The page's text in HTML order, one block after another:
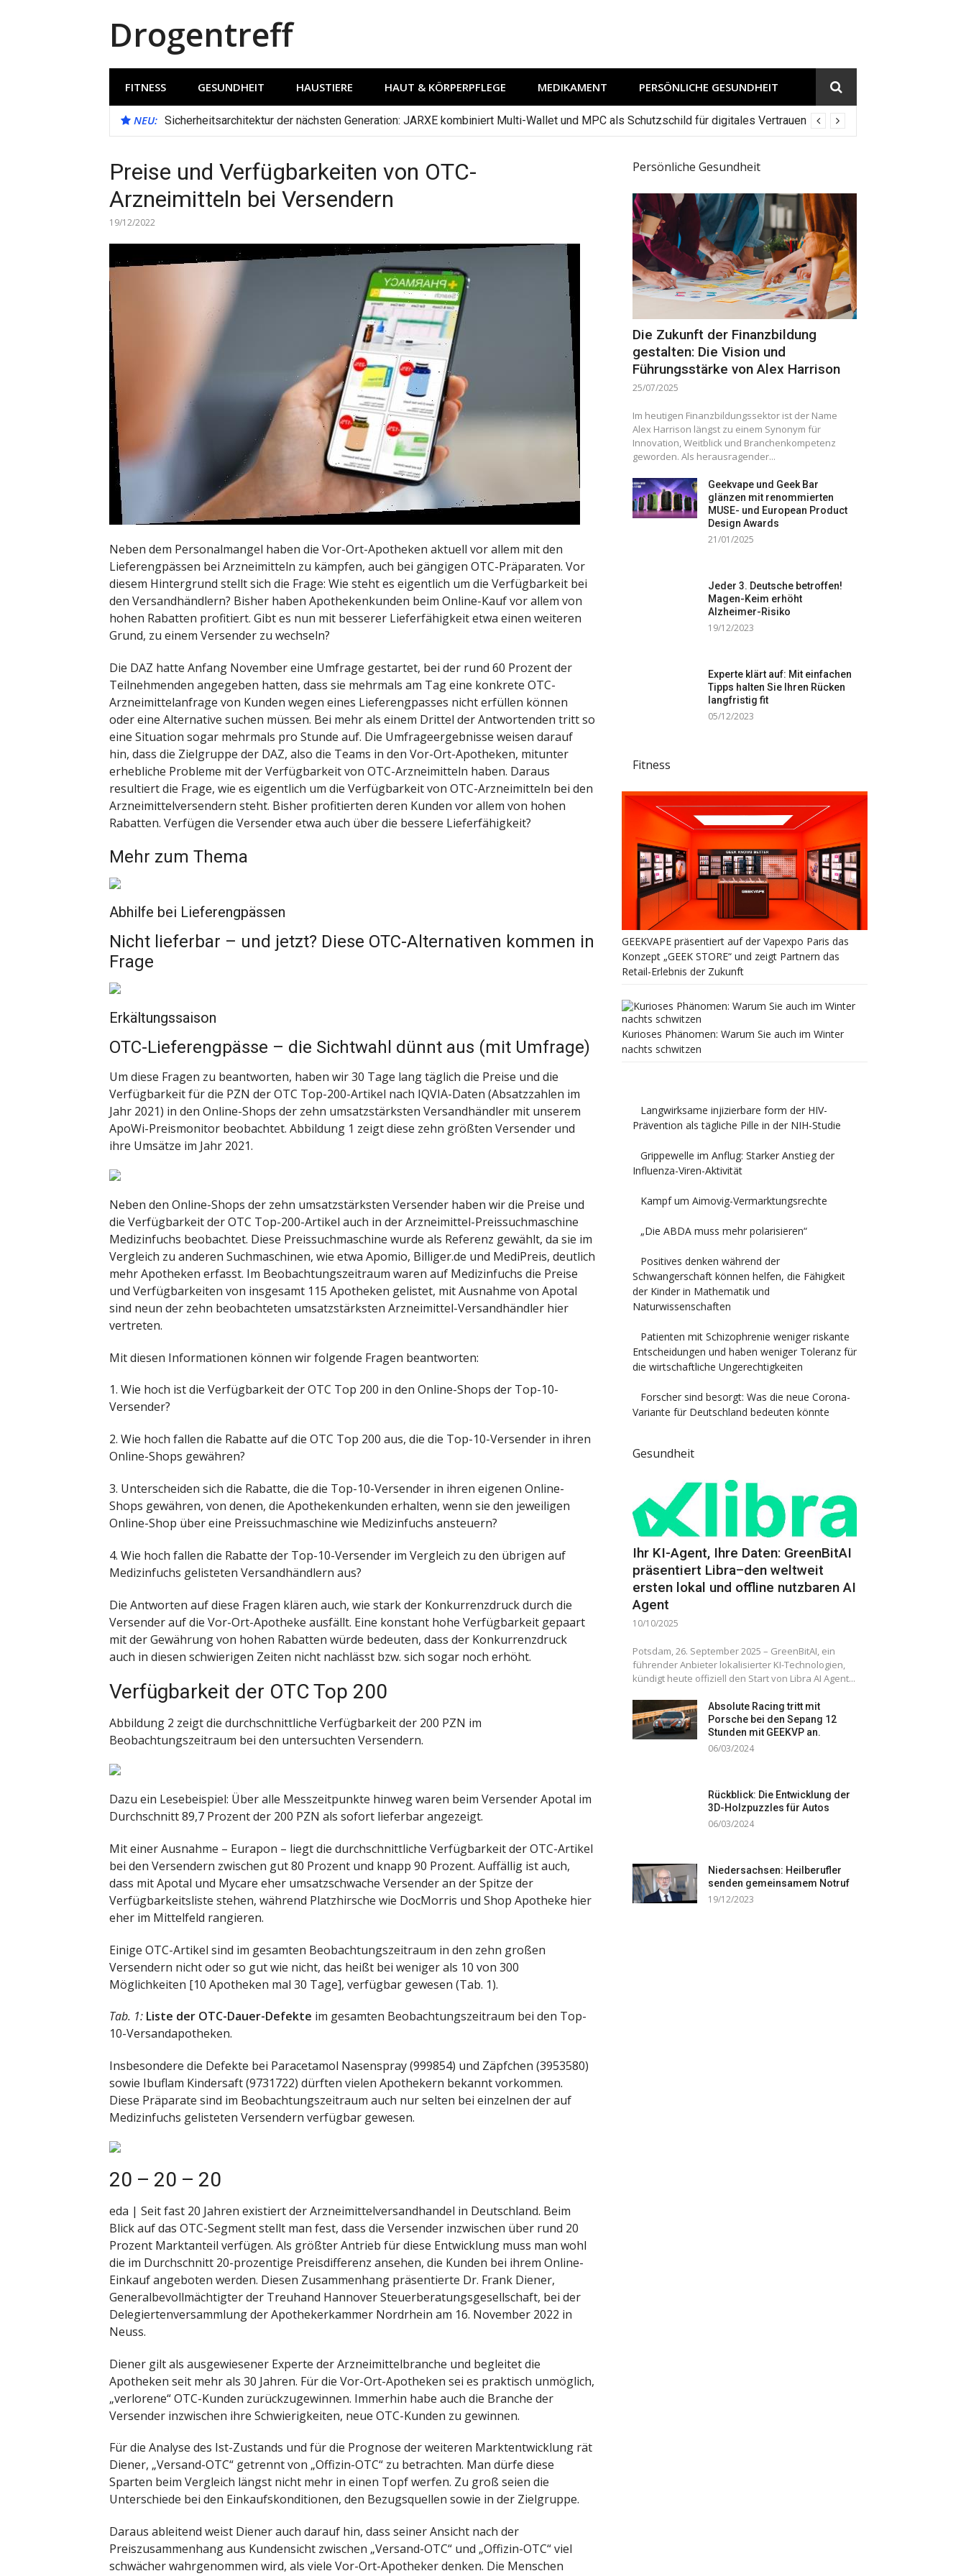
Drogentreff
FITNESS GESUNDHEIT HAUSTIERE HAUT & KÖRPERPFLEGE MEDIKAMENT PERSÖNLICHE GESUNDHEIT
NEU: Sicherheitsarchitektur der nächsten Generation: JARXE kombiniert Multi-Wallet und MPC als Schutzschild für digitales Vertrauen
Preise und Verfügbarkeiten von OTC-
Arzneimitteln bei Versendern
19/12/2022
Neben dem Personalmangel haben die Vor-Ort-Apotheken aktuell vor allem mit den
Lieferengpässen bei Arzneimitteln zu kämpfen, auch bei gängigen OTC-Präparaten. Vor
diesem Hintergrund stellt sich die Frage: Wie steht es eigentlich um die Verfügbarkeit bei
den Versandhändlern? Bisher haben Apothekenkunden beim Online-Kauf vor allem von
hohen Rabatten profitiert. Gibt es nun mit besserer Lieferfähigkeit etwa einen weiteren
Grund, zu einem Versender zu wechseln?
Die DAZ hatte Anfang November eine Umfrage gestartet, bei der rund 60 Prozent der
Teilnehmenden angegeben hatten, dass sie mehrmals am Tag eine konkrete OTC-
Arzneimittelanfrage von Kunden wegen eines Lieferengpasses nicht erfüllen können
oder eine Alternative suchen müssen. Bei mehr als einem Drittel der Antwortenden tritt so
eine Situation sogar mehrmals pro Stunde auf. Die Umfrageergebnisse weisen darauf
hin, dass die Zielgruppe der DAZ, also die Teams in den Vor-Ort-Apotheken, mitunter
erhebliche Probleme mit der Verfügbarkeit von OTC-Arzneimitteln haben. Daraus
resultiert die Frage, wie es eigentlich um die Verfügbarkeit von OTC-Arzneimitteln bei den
Arzneimittelversendern steht. Bisher profitierten deren Kunden vor allem von hohen
Rabatten. Verfügen die Versender etwa auch über die bessere Lieferfähigkeit?
Mehr zum Thema
Abhilfe bei Lieferengpässen
Nicht lieferbar – und jetzt? Diese OTC-Alternativen kommen in
Frage
Erkältungssaison
OTC-Lieferengpässe – die Sichtwahl dünnt aus (mit Umfrage)
Um diese Fragen zu beantworten, haben wir 30 Tage lang täglich die Preise und die
Verfügbarkeit für die PZN der OTC Top-200-Artikel nach IQVIA-Daten (Absatzzahlen im
Jahr 2021) in den Online-Shops der zehn umsatzstärksten Versandhändler mit unserem
ApoWi-Preismonitor beobachtet. Abbildung 1 zeigt diese zehn größten Versender und
ihre Umsätze im Jahr 2021.
Neben den Online-Shops der zehn umsatzstärksten Versender haben wir die Preise und
die Verfügbarkeit der OTC Top-200-Artikel auch in der Arzneimittel-Preissuchmaschine
Medizinfuchs beobachtet. Diese Preissuchmaschine wurde als Referenz gewählt, da sie im
Vergleich zu anderen Suchmaschinen, wie etwa Apomio, Billiger.de und MediPreis, deutlich
mehr Apotheken erfasst. Im Beobachtungszeitraum waren auf Medizinfuchs die Preise
und Verfügbarkeiten von insgesamt 115 Apotheken gelistet, mit Ausnahme von Apotal
sind neun der zehn beobachteten umsatzstärksten Arzneimittel-Versandhändler hier
vertreten.
Mit diesen Informationen können wir folgende Fragen beantworten:
1. Wie hoch ist die Verfügbarkeit der OTC Top 200 in den Online-Shops der Top-10-
Versender?
2. Wie hoch fallen die Rabatte auf die OTC Top 200 aus, die die Top-10-Versender in ihren
Online-Shops gewähren?
3. Unterscheiden sich die Rabatte, die die Top-10-Versender in ihren eigenen Online-
Shops gewähren, von denen, die Apothekenkunden erhalten, wenn sie den jeweiligen
Online-Shop über eine Preissuchmaschine wie Medizinfuchs ansteuern?
4. Wie hoch fallen die Rabatte der Top-10-Versender im Vergleich zu den übrigen auf
Medizinfuchs gelisteten Versandhändlern aus?
Die Antworten auf diese Fragen klären auch, wie stark der Konkurrenzdruck durch die
Versender auf die Vor-Ort-Apotheke ausfällt. Eine konstant hohe Verfügbarkeit gepaart
mit der Gewährung von hohen Rabatten würde bedeuten, dass der Konkurrenzdruck
auch in diesen schwierigen Zeiten nicht nachlässt bzw. sich sogar noch erhöht.
Verfügbarkeit der OTC Top 200
Abbildung 2 zeigt die durchschnittliche Verfügbarkeit der 200 PZN im
Beobachtungszeitraum bei den untersuchten Versendern.
Dazu ein Lesebeispiel: Über alle Messzeitpunkte hinweg waren beim Versender Apotal im
Durchschnitt 89,7 Prozent der 200 PZN als sofort lieferbar angezeigt.
Mit einer Ausnahme – Eurapon – liegt die durchschnittliche Verfügbarkeit der OTC-Artikel
bei den Versendern zwischen gut 80 Prozent und knapp 90 Prozent. Auffällig ist auch,
dass mit Apotal und Mycare eher umsatzschwache Versender an der Spitze der
Verfügbarkeitsliste stehen, während Platzhirsche wie DocMorris und Shop Apotheke hier
eher im Mittelfeld rangieren.
Einige OTC-Artikel sind im gesamten Beobachtungszeitraum in den zehn großen
Versendern nicht oder so gut wie nicht, das heißt bei weniger als 10 von 300
Möglichkeiten [10 Apotheken mal 30 Tage], verfügbar gewesen (Tab. 1).
Tab. 1: Liste der OTC-Dauer-Defekte im gesamten Beobachtungszeitraum bei den Top-
10-Versandapotheken.
Insbesondere die Defekte bei Paracetamol Nasenspray (999854) und Zäpfchen (3953580)
sowie Ibuflam Kindersaft (9731722) dürften vielen Apothekern bekannt vorkommen.
Diese Präparate sind im Beobachtungszeitraum auch nur selten bei einzelnen der auf
Medizinfuchs gelisteten Versendern verfügbar gewesen.
20 – 20 – 20
eda | Seit fast 20 Jahren existiert der Arzneimittelversand­handel in Deutschland. Beim
Blick auf das OTC-Segment stellt man fest, dass die Versender inzwischen über rund 20
Prozent Marktanteil verfügen. Als größter Antrieb für diese Entwicklung muss man wohl
die im Durchschnitt 20-prozentige Preisdifferenz ansehen, die Kunden bei ihrem Online-
Einkauf angeboten werden. Diesen Zusammenhang präsentierte Dr. Frank Diener,
Generalbevollmächtigter der Treuhand Hannover Steuerberatungsgesellschaft, bei der
Delegiertenversammlung der Apothekerkammer Nordrhein am 16. November 2022 in
Neuss.
Diener gilt als ausgewiesener Experte der Arzneimittelbranche und begleitet die
Apotheken seit mehr als 30 Jahren. Für die Vor-Ort-Apotheken sei es praktisch unmöglich,
„verlorene“ OTC-Kunden zurückzugewinnen. Immerhin habe auch die Branche der
Versender inzwischen ihre Schwierigkeiten, neue OTC-Kunden zu gewinnen.
Für die Analyse des Ist-Zustands und für die Prognose der weiteren Marktentwicklung rät
Diener, „Versand-OTC“ getrennt von „Offizin-OTC“ zu betrachten. Man dürfe diese
Sparten beim Vergleich längst nicht mehr in einen Topf werfen. Zu groß seien die
Unterschiede bei den Einkaufskonditionen, den Bezugsquellen sowie in der Zielgruppe.
Daraus ableitend weist Diener auch darauf hin, dass seiner Ansicht nach der
Preiszusammenhang aus Kundensicht zwischen „Versand-OTC“ und „Offizin-OTC“ viel
schwächer wahrgenommen wird, als viele Vor-Ort-Apotheker denken. Die Menschen
Persönliche Gesundheit
Die Zukunft der Finanzbildung
gestalten: Die Vision und
Führungsstärke von Alex Harrison
25/07/2025
Im heutigen Finanzbildungssektor ist der Name
Alex Harrison längst zu einem Synonym für
Innovation, Weitblick und Branchenkompetenz
geworden. Als herausragender...
Geekvape und Geek Bar
glänzen mit renommierten
MUSE- und European Product
Design Awards
21/01/2025
Jeder 3. Deutsche betroffen!
Magen-Keim erhöht
Alzheimer-Risiko
19/12/2023
Experte klärt auf: Mit einfachen
Tipps halten Sie Ihren Rücken
langfristig fit
05/12/2023
Fitness
GEEKVAPE präsentiert auf der Vapexpo Paris das
Konzept „GEEK STORE“ und zeigt Partnern das
Retail-Erlebnis der Zukunft
Kurioses Phänomen: Warum Sie auch im Winter
nachts schwitzen
Langwirksame injizierbare form der HIV-
Prävention als tägliche Pille in der NIH-Studie
Grippewelle im Anflug: Starker Anstieg der
Influenza-Viren-Aktivität
Kampf um Aimovig-Vermarktungsrechte
„Die ABDA muss mehr polarisieren“
Positives denken während der
Schwangerschaft können helfen, die Fähigkeit
der Kinder in Mathematik und
Naturwissenschaften
Patienten mit Schizophrenie weniger riskante
Entscheidungen und haben weniger Toleranz für
die wirtschaftliche Ungerechtigkeiten
Forscher sind besorgt: Was die neue Corona-
Variante für Deutschland bedeuten könnte
Gesundheit
Ihr KI-Agent, Ihre Daten: GreenBitAI
präsentiert Libra–den weltweit
ersten lokal und offline nutzbaren AI
Agent
10/10/2025
Potsdam, 26. September 2025 – GreenBitAI, ein
führender Anbieter lokalisierter KI-Technologien,
kündigt heute offiziell den Start von Libra AI Agent...
Absolute Racing tritt mit
Porsche bei den Sepang 12
Stunden mit GEEKVP an.
06/03/2024
Rückblick: Die Entwicklung der
3D-Holzpuzzles für Autos
06/03/2024
Niedersachsen: Heilberufler
senden gemeinsamem Notruf
19/12/2023